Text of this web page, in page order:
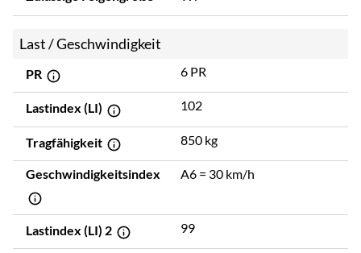
Last / Geschwindigkeit
PR 6 PR
Lastindex (LI) 102
Tragfähigkeit 850 kg
Geschwindigkeitsindex A6 = 30 km/h
Lastindex (LI) 2 99